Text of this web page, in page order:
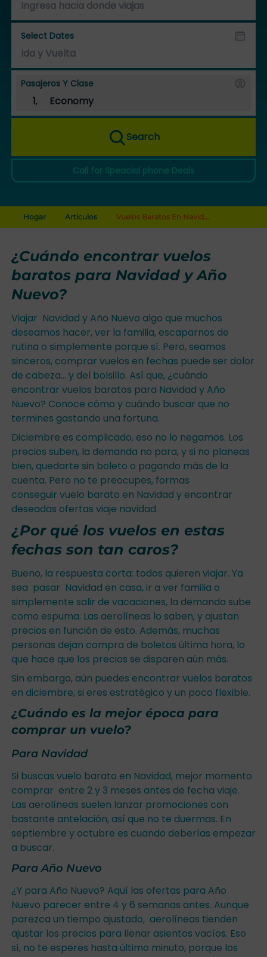
Select Dates
Pasajeros Y Clase
1, Economy
Search
Call for Speacial phone Deals
Hogar Articulos Vuelos Baratos En Navid...
¿Cuándo encontrar vuelos
baratos para Navidad y Año
Nuevo?
Viajar Navidad y Año Nuevo algo que muchos
deseamos hacer, ver la familia, escaparnos de
rutina o simplemente porque sí. Pero, seamos
sinceros, comprar vuelos en fechas puede ser dolor
de cabeza… y del bolsillo. Así que, ¿cuándo
encontrar vuelos baratos para Navidad y Año
Nuevo? Conoce cómo y cuándo buscar que no
termines gastando una fortuna.
Diciembre es complicado, eso no lo negamos. Los
precios suben, la demanda no para, y si no planeas
bien, quedarte sin boleto o pagando más de la
cuenta. Pero no te preocupes, formas
conseguir vuelo barato en Navidad y encontrar
deseadas ofertas viaje navidad.
¿Por qué los vuelos en estas
fechas son tan caros?
Bueno, la respuesta corta: todos quieren viajar. Ya
sea pasar Navidad en casa, ir a ver familia o
simplemente salir de vacaciones, la demanda sube
como espuma. Las aerolíneas lo saben, y ajustan
precios en función de esto. Además, muchas
personas dejan compra de boletos última hora, lo
que hace que los precios se disparen aún más.
Sin embargo, aún puedes encontrar vuelos baratos
en diciembre, si eres estratégico y un poco flexible.
¿Cuándo es la mejor época para
comprar un vuelo?
Para Navidad
Si buscas vuelo barato en Navidad, mejor momento
comprar entre 2 y 3 meses antes de fecha viaje.
Las aerolíneas suelen lanzar promociones con
bastante antelación, así que no te duermas. En
septiembre y octubre es cuando deberías empezar
a buscar.
Para Año Nuevo
¿Y para Año Nuevo? Aquí las ofertas para Año
Nuevo parecer entre 4 y 6 semanas antes. Aunque
parezca un tiempo ajustado, aerolíneas tienden
ajustar los precios para llenar asientos vacíos. Eso
sí, no te esperes hasta último minuto, porque los